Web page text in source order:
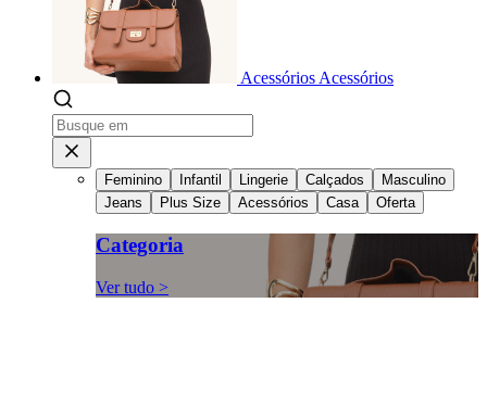
Acessórios Acessórios
Feminino Infantil Lingerie Calçados
Masculino
Jeans
Plus Size Acessórios Casa Oferta
Categoria
Ver tudo >